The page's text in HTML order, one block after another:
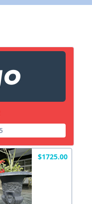
$1725.00
dans courriel)
X Fermer